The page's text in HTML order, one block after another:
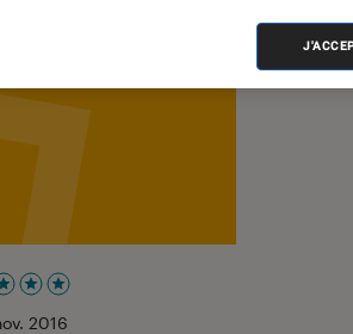
sur 5
2016